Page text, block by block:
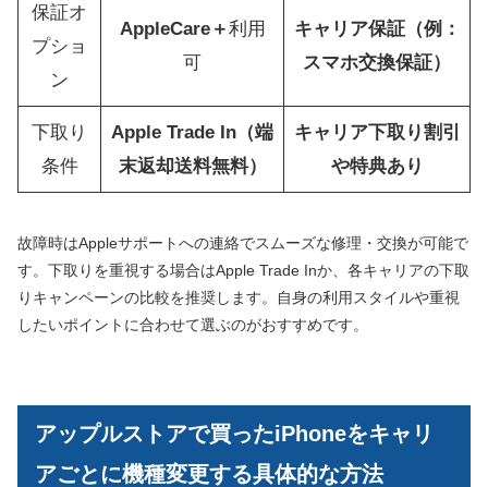
保証オ
プショ
ン
AppleCare＋利用
可
キャリア保証（例：
スマホ交換保証）
下取り
条件
Apple Trade In（端
末返却送料無料）
キャリア下取り割引
や特典あり
故障時はAppleサポートへの連絡でスムーズな修理・交換が可能で
す。下取りを重視する場合はApple Trade Inか、各キャリアの下取
りキャンペーンの比較を推奨します。自身の利用スタイルや重視
したいポイントに合わせて選ぶのがおすすめです。
アップルストアで買ったiPhoneをキャリ
アごとに機種変更する具体的な方法